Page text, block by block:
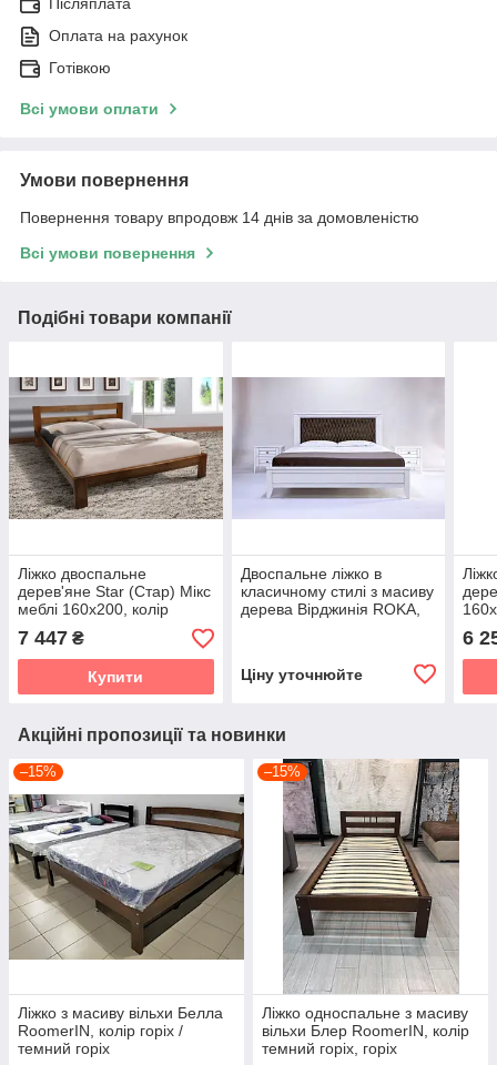
Оплата на рахунок
Готівкою
Всі умови оплати
Умови повернення
Повернення товару впродовж 14 днів за домовленістю
Всі умови повернення
Подібні товари компанії
Ліжко двоспальне
дерев'яне Star (Стар) Мікс
меблі 160х200, колір
коньяк
7 447 ₴
Купити
Двоспальне ліжко в
класичному стилі з масиву
дерева Вірджинія ROKA,
Ціну уточнюйте
бук
віск
6
Акційні пропозиції та новинки
–15%
Ліжко з масиву вільхи Белла
RoomerIN, колір горіх /
темний горіх
–15%
Ліжко односпальне з масиву
вільхи Блер RoomerIN, колір
темний горіх, горіх